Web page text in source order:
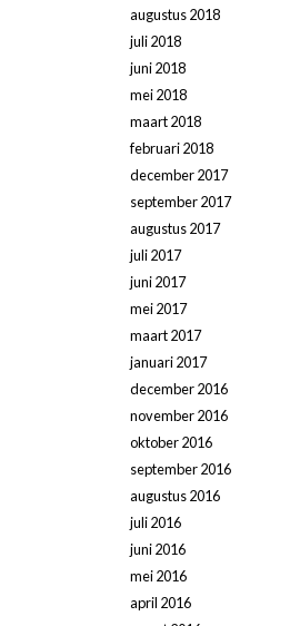
augustus 2018
juli 2018
juni 2018
mei 2018
maart 2018
februari 2018
december 2017
september 2017
augustus 2017
juli 2017
juni 2017
mei 2017
maart 2017
januari 2017
december 2016
november 2016
oktober 2016
september 2016
augustus 2016
juli 2016
juni 2016
mei 2016
april 2016